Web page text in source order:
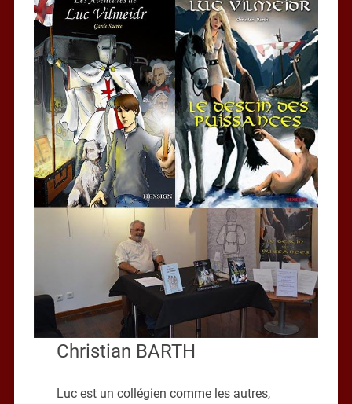
Christian BARTH
Luc est un collégien comme les autres,